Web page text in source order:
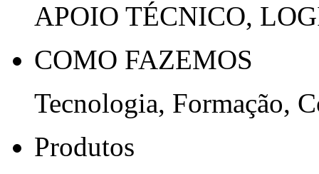
APOIO TÉCNICO,
COMO FAZEMOS
Tecnologia, Formação,
Produtos